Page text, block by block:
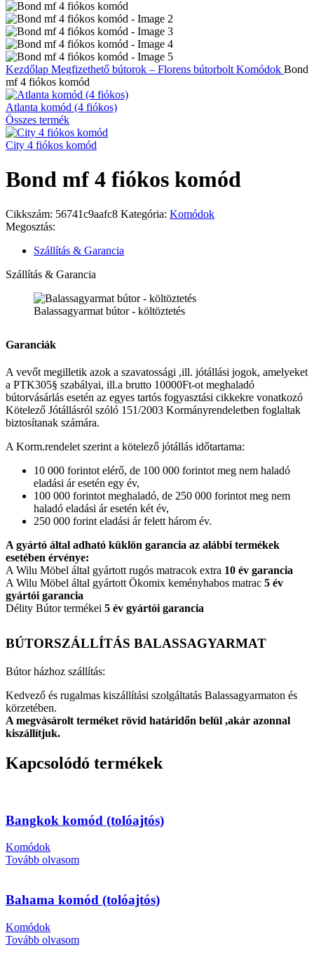
Kezdőlap Megfizethető bútorok – Florens bútorbolt Komódok Bond
mf 4 fiókos komód
Atlanta komód (4 fiókos)
Összes termék
City 4 fiókos komód
Bond mf 4 fiókos komód
Cikkszám: 56741c9aafc8 Kategória: Komódok
Megosztás:
Szállítás & Garancia
Szállítás & Garancia
Balassagyarmat bútor - költöztetés
Garanciák
A vevőt megilletik azok a szavatossági ,ill. jótállási jogok, amelyeket
a PTK305§ szabályai, ill.a brutto 10000Ft-ot meghaladó
bútorvásárlás esetén az egyes tartós fogyasztási cikkekre vonatkozó
Kötelező Jótállásról szóló 151/2003 Kormányrendeletben foglaltak
biztosítanak számára.
A Korm.rendelet szerint a kötelező jótállás időtartama:
10 000 forintot elérő, de 100 000 forintot meg nem haladó
eladási ár esetén egy év,
100 000 forintot meghaladó, de 250 000 forintot meg nem
haladó eladási ár esetén két év,
250 000 forint eladási ár felett három év.
A gyártó által adható küklön garancia az alábbi termékek
esetében érvénye:
A Wilu Möbel által gyártott rugós matracok extra 10 év garancia
A Wilu Möbel által gyártott Ökomix keményhabos matrac 5 év
gyártói garancia
Délity Bútor termékei 5 év gyártói garancia
BÚTORSZÁLLÍTÁS BALASSAGYARMAT
Bútor házhoz szállítás:
Kedvező és rugalmas kiszállítási szolgáltatás Balassagyarmaton és
körzetében.
A megvásárolt terméket rövid határidőn belül ,akár azonnal
kiszállítjuk.
Kapcsolódó termékek
Bangkok komód (tolóajtós)
Komódok
Tovább olvasom
Bahama komód (tolóajtós)
Komódok
Tovább olvasom